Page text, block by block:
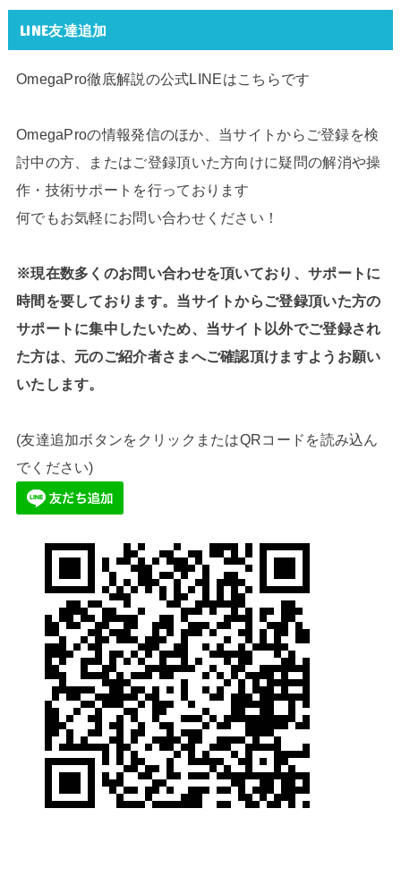
LINE友達追加
OmegaPro徹底解説の公式LINEはこちらです
OmegaProの情報発信のほか、当サイトからご登録を検
討中の方、またはご登録頂いた方向けに疑問の解消や操
作・技術サポートを行っております
何でもお気軽にお問い合わせください！
※現在数多くのお問い合わせを頂いており、サポートに
時間を要しております。当サイトからご登録頂いた方の
サポートに集中したいため、当サイト以外でご登録され
た方は、元のご紹介者さまへご確認頂けますようお願い
いたします。
(友達追加ボタンをクリックまたはQRコードを読み込ん
でください)